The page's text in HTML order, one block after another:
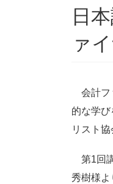
日
ァ
会計フ
的な学
リスト
第1回
秀樹様よ